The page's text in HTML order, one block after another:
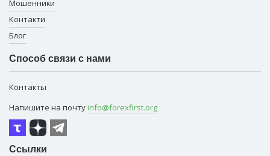
Мошенники
Контакти
Блог
Способ связи с нами
Контакты
Напишите на почту info@forexfirst.org
Ссылки